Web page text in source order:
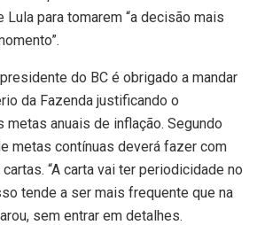
para tomarem “a decisão mais
do BC é obrigado a mandar
da Fazenda justificando o
anuais de inflação. Segundo
metas contínuas deverá fazer com
“A carta vai ter periodicidade no
tende a ser mais frequente que na
sem entrar em detalhes.